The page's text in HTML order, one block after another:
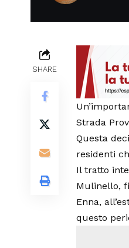
SHARE
Strada
Questa
residenti
Il tratto
Mulinello,
Enna,
questo